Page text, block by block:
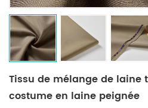
Tissu de mélange de laine
costume en laine peignée